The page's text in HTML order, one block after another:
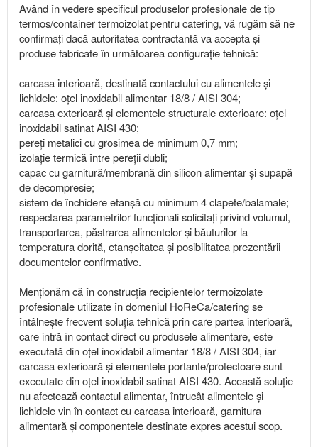
Având în vedere specificul produselor profesionale de tip
termos/container termoizolat pentru catering, vă rugăm să ne
confirmați dacă autoritatea contractantă va accepta și
produse fabricate în următoarea configurație tehnică:
carcasa interioară, destinată contactului cu alimentele și
lichidele: oțel inoxidabil alimentar 18/8 / AISI 304;
carcasa exterioară și elementele structurale exterioare: oțel
inoxidabil satinat AISI 430;
pereți metalici cu grosimea de minimum 0,7 mm;
izolație termică între pereții dubli;
capac cu garnitură/membrană din silicon alimentar și supapă
de decompresie;
sistem de închidere etanșă cu minimum 4 clapete/balamale;
respectarea parametrilor funcționali solicitați privind volumul,
transportarea, păstrarea alimentelor și băuturilor la
temperatura dorită, etanșeitatea și posibilitatea prezentării
documentelor confirmative.
Menționăm că în construcția recipientelor termoizolate
profesionale utilizate în domeniul HoReCa/catering se
întâlnește frecvent soluția tehnică prin care partea interioară,
care intră în contact direct cu produsele alimentare, este
executată din oțel inoxidabil alimentar 18/8 / AISI 304, iar
carcasa exterioară și elementele portante/protectoare sunt
executate din oțel inoxidabil satinat AISI 430. Această soluție
nu afectează contactul alimentar, întrucât alimentele și
lichidele vin în contact cu carcasa interioară, garnitura
alimentară și componentele destinate expres acestui scop.